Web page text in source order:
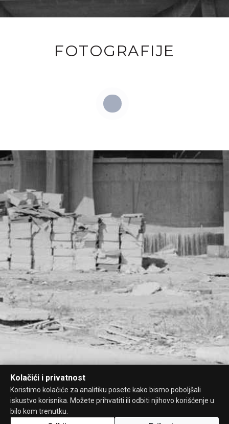
FOTOGRAFIJE
Kolačići i privatnost
Koristimo kolačiće za analitiku posete kako bismo poboljšali
iskustvo korisnika. Možete prihvatiti ili odbiti njihovo korišćenje u
bilo kom trenutku.